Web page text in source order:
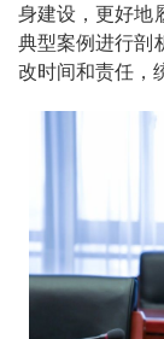
身建设，更好地
典型案例进行剖
改时间和责任，